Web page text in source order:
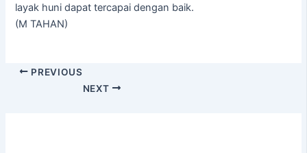
layak huni dapat tercapai dengan baik.
(M TAHAN)
PREVIOUS
NEXT